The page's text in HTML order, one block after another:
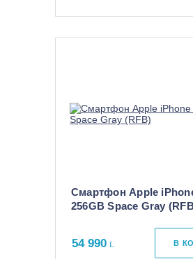
Смартфон Apple
256GB Space Gray
54 990 В